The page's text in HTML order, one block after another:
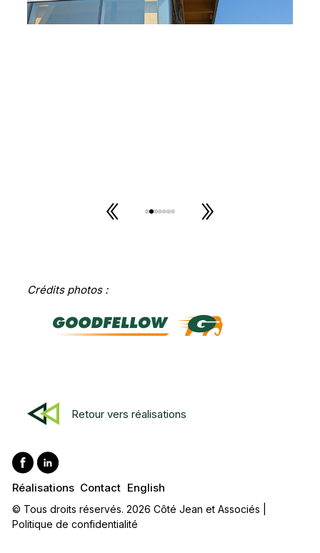
Crédits photos :
Retour vers réalisations
Réalisations Contact English
© Tous droits réservés. 2026 Côté Jean et Associés |
Politique de confidentialité